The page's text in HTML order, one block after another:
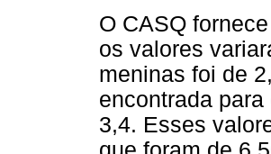
O CASQ
os valores
meninas foi de
encontrada
3,4. Esses